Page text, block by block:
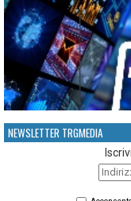
NEWSLETTER TRGMEDIA